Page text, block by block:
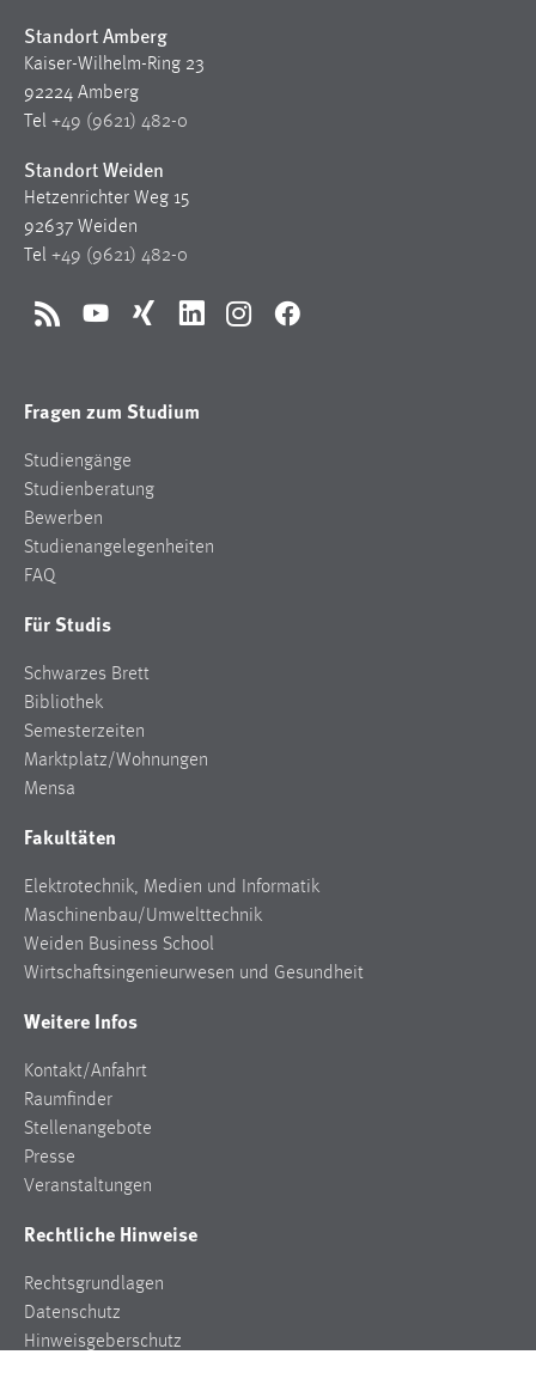
Standort Amberg
Kaiser-Wilhelm-Ring 23
92224 Amberg
Tel +49 (9621) 482-0
Standort Weiden
Hetzenrichter Weg 15
92637 Weiden
Tel +49 (9621) 482-0
RSS YouTubeXing LinkedInInstagramFacebook
Fragen zum Studium
Studiengänge
Studienberatung
Bewerben
Studienangelegenheiten
FAQ
Für Studis
Schwarzes Brett
Bibliothek
Semesterzeiten
Marktplatz/Wohnungen
Mensa
Fakultäten
Elektrotechnik, Medien und Informatik
Maschinenbau/Umwelttechnik
Weiden Business School
Wirtschaftsingenieurwesen und Gesundheit
Weitere Infos
Kontakt/Anfahrt
Raumfinder
Stellenangebote
Presse
Veranstaltungen
Rechtliche Hinweise
Rechtsgrundlagen
Datenschutz
Hinweisgeberschutz